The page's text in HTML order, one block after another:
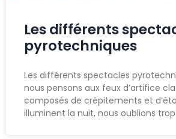
Les différents
pyrotechniques
Les différents spectacles
nous pensons aux feux d’artifice
composés de crépitements et
illuminent la nuit, nous oublions